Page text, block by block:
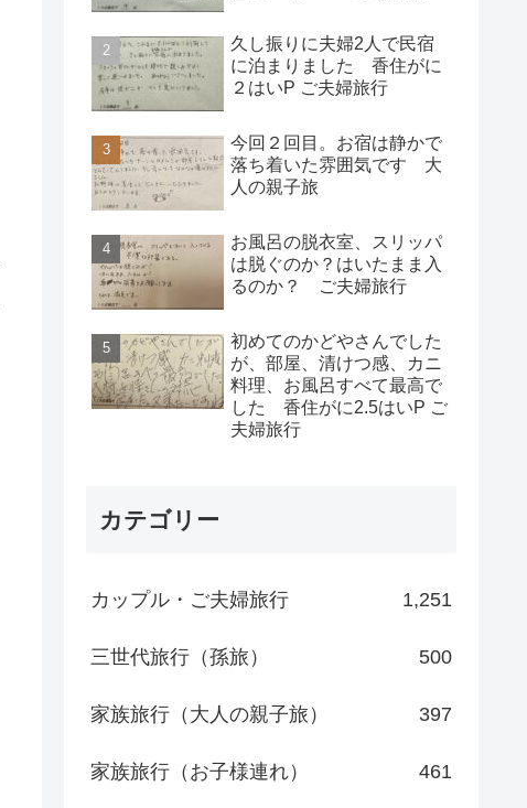
久し振りに夫婦2人で民宿
に泊まりました 香住がに
２はいP ご夫婦旅行
今回２回目。お宿は静かで
落ち着いた雰囲気です 大
人の親子旅
お風呂の脱衣室、スリッパ
は脱ぐのか？はいたまま入
るのか？ ご夫婦旅行
初めてのかどやさんでした
が、部屋、清けつ感、カニ
料理、お風呂すべて最高で
した 香住がに2.5はいP ご
夫婦旅行
カテゴリー
カップル・ご夫婦旅行 1,251
三世代旅行（孫旅） 500
家族旅行（大人の親子旅） 397
家族旅行（お子様連れ） 461